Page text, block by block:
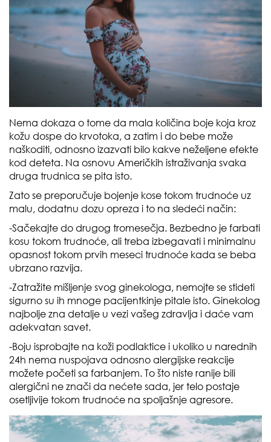
Nema dokaza o tome da mala količina boje koja kroz
kožu dospe do krvotoka, a zatim i do bebe može
naškoditi, odnosno izazvati bilo kakve neželjene efekte
kod deteta. Na osnovu Američkih istraživanja svaka
druga trudnica se pita isto.
Zato se preporučuje bojenje kose tokom trudnoće uz
malu, dodatnu dozu opreza i to na sledeći način:
-Sačekajte do drugog tromesečja. Bezbedno je farbati
kosu tokom trudnoće, ali treba izbegavati i minimalnu
opasnost tokom prvih meseci trudnoće kada se beba
ubrzano razvija.
-Zatražite mišljenje svog ginekologa, nemojte se stideti
sigurno su ih mnoge pacijentkinje pitale isto. Ginekolog
najbolje zna detalje u vezi vašeg zdravlja i daće vam
adekvatan savet.
-Boju isprobajte na koži podlaktice i ukoliko u narednih
24h nema nuspojava odnosno alergijske reakcije
možete početi sa farbanjem. To što niste ranije bili
alergični ne znači da nećete sada, jer telo postaje
osetljivije tokom trudnoće na spoljašnje agresore.